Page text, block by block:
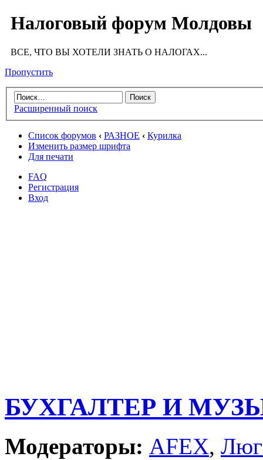
Налоговый форум Молдовы
ВСЕ, ЧТО ВЫ ХОТЕЛИ ЗНАТЬ О НАЛОГАХ...
Пропустить
Расширенный поиск
Список форумов ‹ РАЗНОЕ ‹ Курилка
Изменить размер шрифта
Для печати
FAQ
Регистрация
Вход
БУХГАЛТЕР И
Модераторы: AFEX,